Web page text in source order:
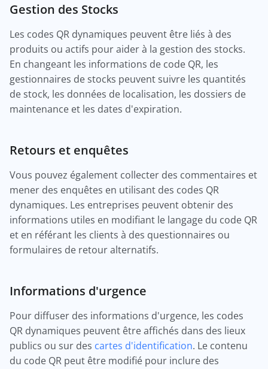
Gestion des Stocks
Les codes QR dynamiques peuvent être liés à des
produits ou actifs pour aider à la gestion des stocks.
En changeant les informations de code QR, les
gestionnaires de stocks peuvent suivre les quantités
de stock, les données de localisation, les dossiers de
maintenance et les dates d'expiration.
Retours et enquêtes
Vous pouvez également collecter des commentaires et
mener des enquêtes en utilisant des codes QR
dynamiques. Les entreprises peuvent obtenir des
informations utiles en modifiant le langage du code QR
et en référant les clients à des questionnaires ou
formulaires de retour alternatifs.
Informations d'urgence
Pour diffuser des informations d'urgence, les codes
QR dynamiques peuvent être affichés dans des lieux
publics ou sur des cartes d'identification. Le contenu
du code QR peut être modifié pour inclure des